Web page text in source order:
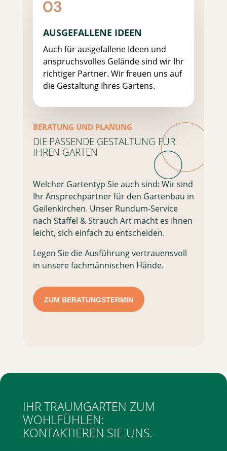
AUSGEFALLENE IDEEN
Auch für ausgefallene Ideen und
anspruchsvolles Gelände sind wir Ihr
richtiger Partner. Wir freuen uns auf
die Gestaltung Ihres Gartens.
BERATUNG UND PLANUNG
DIE PASSENDE GESTALTUNG FÜR
IHREN GARTEN
Welcher Gartentyp Sie auch sind: Wir sind
Ihr Ansprechpartner für den Gartenbau in
Geilenkirchen. Unser Rundum-Service
nach Staffel & Strauch Art macht es Ihnen
leicht, sich einfach zu entscheiden.
Legen Sie die Ausführung vertrauensvoll
in unsere fachmännischen Hände.
ZUM BERATUNGSTERMIN
IHR TRAUMGARTEN ZUM
WOHLFÜHLEN:
KONTAKTIEREN SIE UNS.